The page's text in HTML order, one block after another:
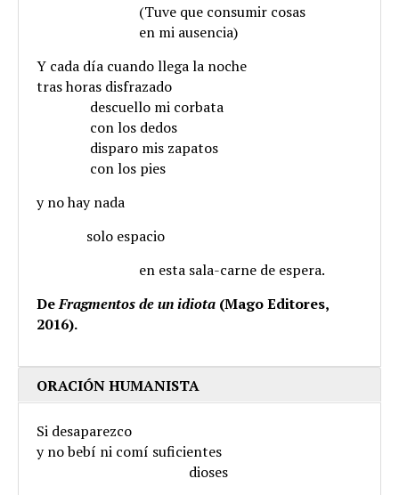
(Tuve que consumir cosas
en mi ausencia)
Y cada día cuando llega la noche
tras horas disfrazado
descuello mi corbata
con los dedos
disparo mis zapatos
con los pies
y no hay nada
solo espacio
en esta sala-carne de espera.
DeFragmentos de un idiota (Mago Editores,
2016).
ORACIÓN HUMANISTA
Si desaparezco
y no bebí ni comí suficientes
dioses